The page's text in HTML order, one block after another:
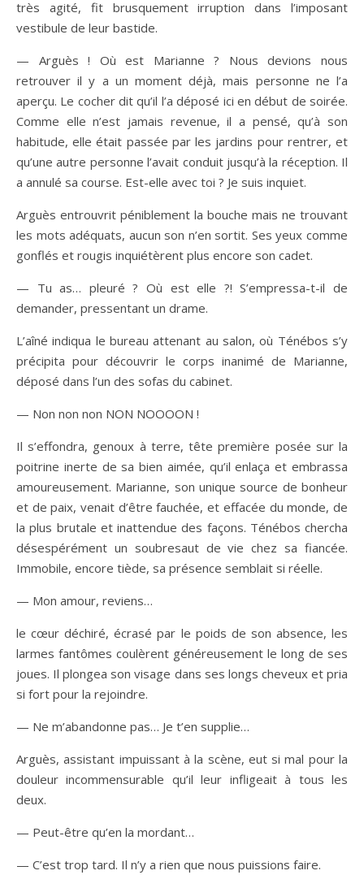
très agité, fit brusquement irruption dans l’imposant
vestibule de leur bastide.
— Arguès ! Où est Marianne ? Nous devions nous
retrouver il y a un moment déjà, mais personne ne l’a
aperçu. Le cocher dit qu’il l’a déposé ici en début de soirée.
Comme elle n’est jamais revenue, il a pensé, qu’à son
habitude, elle était passée par les jardins pour rentrer, et
qu’une autre personne l’avait conduit jusqu’à la réception. Il
a annulé sa course. Est-elle avec toi ? Je suis inquiet.
Arguès entrouvrit péniblement la bouche mais ne trouvant
les mots adéquats, aucun son n’en sortit. Ses yeux comme
gonflés et rougis inquiétèrent plus encore son cadet.
— Tu as… pleuré ? Où est elle ?! S’empressa-t-il de
demander, pressentant un drame.
L’aîné indiqua le bureau attenant au salon, où Ténébos s’y
précipita pour découvrir le corps inanimé de Marianne,
déposé dans l’un des sofas du cabinet.
— Non non non NON NOOOON !
Il s’effondra, genoux à terre, tête première posée sur la
poitrine inerte de sa bien aimée, qu’il enlaça et embrassa
amoureusement. Marianne, son unique source de bonheur
et de paix, venait d’être fauchée, et effacée du monde, de
la plus brutale et inattendue des façons. Ténébos chercha
désespérément un soubresaut de vie chez sa fiancée.
Immobile, encore tiède, sa présence semblait si réelle.
— Mon amour, reviens…
le cœur déchiré, écrasé par le poids de son absence, les
larmes fantômes coulèrent généreusement le long de ses
joues. Il plongea son visage dans ses longs cheveux et pria
si fort pour la rejoindre.
— Ne m’abandonne pas… Je t’en supplie…
Arguès, assistant impuissant à la scène, eut si mal pour la
douleur incommensurable qu’il leur infligeait à tous les
deux.
— Peut-être qu’en la mordant…
— C’est trop tard. Il n’y a rien que nous puissions faire.